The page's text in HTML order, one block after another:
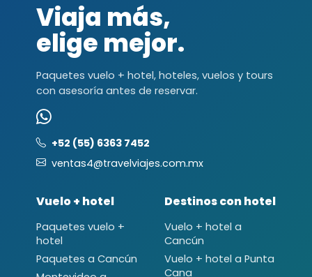
Viaja más,
elige mejor.
Paquetes vuelo + hotel, hoteles, vuelos y tours
con asesoría antes de reservar.
+52 (55) 6363 7452
ventas4@travelviajes.com.mx
Vuelo + hotel
Paquetes vuelo +
hotel
Paquetes a Cancún
Destinos con hotel
Vuelo + hotel a
Cancún
Vuelo + hotel a Punta
Cana